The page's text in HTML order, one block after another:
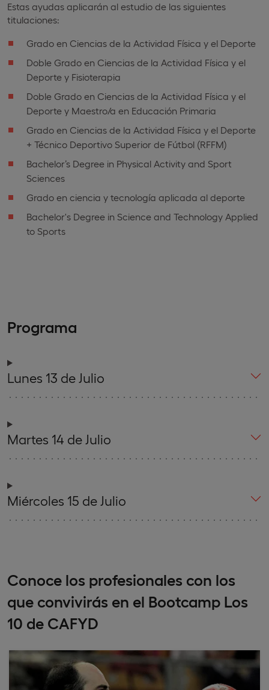
Estas ayudas aplicarán al estudio de las siguientes
titulaciones:
Grado en Ciencias de la Actividad Física y el Deporte
Doble Grado en Ciencias de la Actividad Física y el
Deporte y Fisioterapia
Doble Grado en Ciencias de la Actividad Física y el
Deporte y Maestro/a en Educación Primaria
Grado en Ciencias de la Actividad Física y el Deporte
+ Técnico Deportivo Superior de Fútbol (RFFM)
Bachelor’s Degree in Physical Activity and Sport
Sciences
Grado en ciencia y tecnología aplicada al deporte
Bachelor's Degree in Science and Technology Applied
to Sports
Programa
Lunes 13 de Julio
Martes 14 de Julio
Miércoles 15 de Julio
Conoce los profesionales con los
que convivirás en el Bootcamp Los
10 de CAFYD